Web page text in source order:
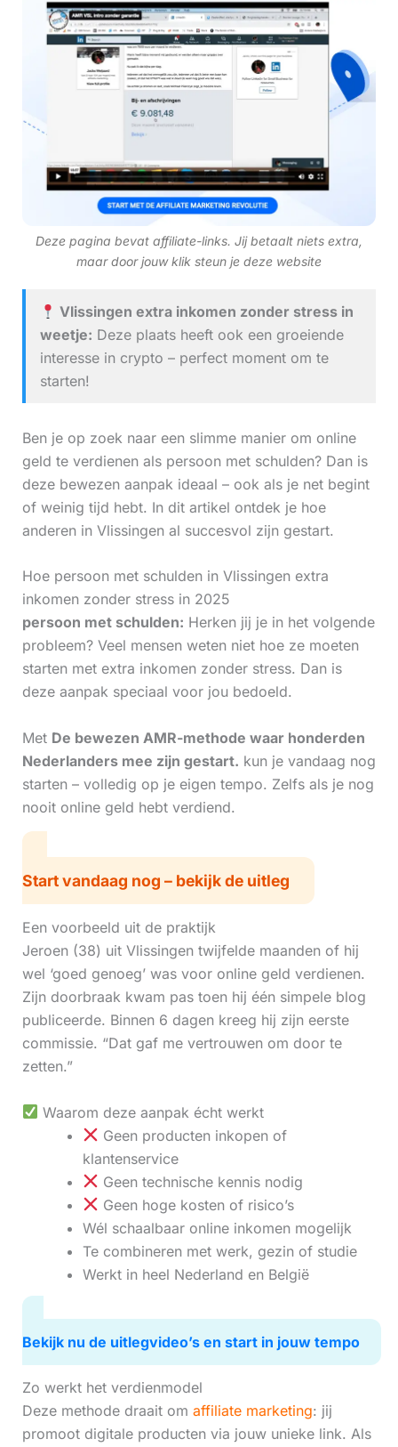
Deze pagina bevat affiliate-links. Jij betaalt niets extra,
maar door jouw klik steun je deze website
Vlissingen extra inkomen zonder stress in
weetje: Deze plaats heeft ook een groeiende
interesse in crypto – perfect moment om te
starten!
Ben je op zoek naar een slimme manier om online
geld te verdienen als persoon met schulden? Dan is
deze bewezen aanpak ideaal – ook als je net begint
of weinig tijd hebt. In dit artikel ontdek je hoe
anderen in Vlissingen al succesvol zijn gestart.
Hoe persoon met schulden in Vlissingen extra
inkomen zonder stress in 2025
persoon met schulden: Herken jij je in het volgende
probleem? Veel mensen weten niet hoe ze moeten
starten met extra inkomen zonder stress. Dan is
deze aanpak speciaal voor jou bedoeld.
Met De bewezen AMR-methode waar honderden
Nederlanders mee zijn gestart. kun je vandaag nog
starten – volledig op je eigen tempo. Zelfs als je nog
nooit online geld hebt verdiend.
Start vandaag nog – bekijk de uitleg
Een voorbeeld uit de praktijk
Jeroen (38) uit Vlissingen twijfelde maanden of hij
wel ‘goed genoeg’ was voor online geld verdienen.
Zijn doorbraak kwam pas toen hij één simpele blog
publiceerde. Binnen 6 dagen kreeg hij zijn eerste
commissie. “Dat gaf me vertrouwen om door te
zetten.”
Waarom deze aanpak écht werkt
Geen producten inkopen of
klantenservice
Geen technische kennis nodig
Geen hoge kosten of risico’s
Wél schaalbaar online inkomen mogelijk
Te combineren met werk, gezin of studie
Werkt in heel Nederland en België
Bekijk nu de uitlegvideo’s en start in jouw tempo
Zo werkt het verdienmodel
Deze methode draait om affiliate marketing: jij
promoot digitale producten via jouw unieke link. Als